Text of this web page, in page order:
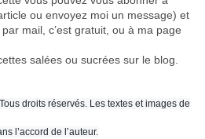
ou envoyez moi un message) et
mail, c’est gratuit , ou à ma page
salées ou sucrées sur le blog.
droits réservés. Les textes et images de
l’accord de l’auteur.